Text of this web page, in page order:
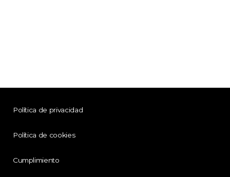
Política de privacidad
Política de cookies
Cumplimiento